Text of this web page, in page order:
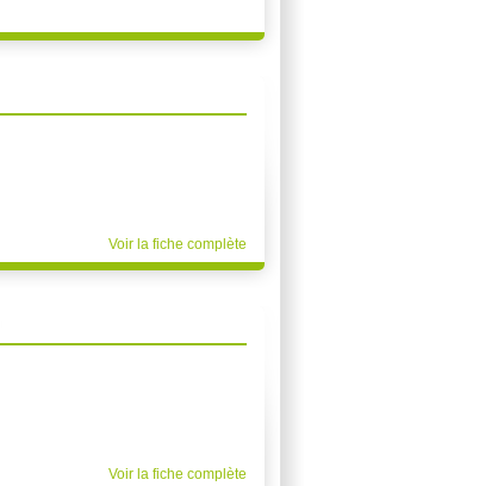
Voir la fiche complète
Voir la fiche complète